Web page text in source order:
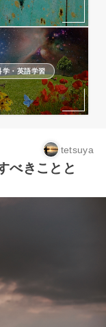
学・英語学習
tetsuya
べきことと